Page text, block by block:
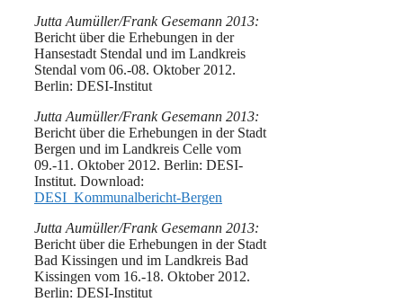
Jutta Aumüller/Frank Gesemann 2013:
Bericht über die Erhebungen in der
Hansestadt Stendal und im Landkreis
Stendal vom 06.-08. Oktober 2012.
Berlin: DESI-Institut
Jutta Aumüller/Frank Gesemann 2013:
Bericht über die Erhebungen in der Stadt
Bergen und im Landkreis Celle vom
09.-11. Oktober 2012. Berlin: DESI-
Institut. Download:
DESI_Kommunalbericht-Bergen
Jutta Aumüller/Frank Gesemann 2013:
Bericht über die Erhebungen in der Stadt
Bad Kissingen und im Landkreis Bad
Kissingen vom 16.-18. Oktober 2012.
Berlin: DESI-Institut